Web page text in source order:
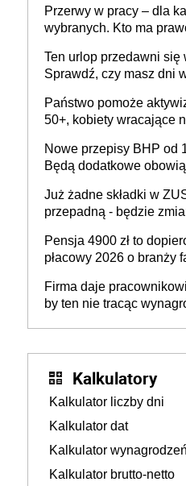
dofinansowań czy
stronie systemu i
pracodawców [WYWIAD]
Przerwy w pracy – dla
wybranych. Kto ma
Ten urlop przedawni się
Sprawdź, czy masz dni
Państwo pomoże
50+, kobiety wracające
osoby neuroatypowe.
na rzecz Inkluzywności
Nowe przepisy BHP od
Będą dodatkowe
Już żadne składki w
przepadną - będzie
ubezpieczeniom
Pensja 4900 zł to
płacowy 2026 o branży
Firma daje
by ten nie tracąc
Kalkulatory
Kalkulator liczby dni
Kalkulator dat
Kalkulator wynagrodzeń
Kalkulator brutto-netto